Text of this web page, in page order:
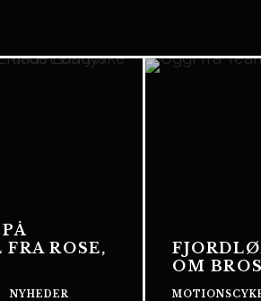
FRA ROSE,
NYHEDER
OM